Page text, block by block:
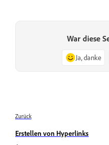
War diese
Ja, danke
Zurück
Erstellen von Hyperlinks